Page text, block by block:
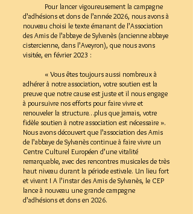
Pour lancer vigoureusement la campagne
d’adhésions et dons de l’année 2026, nous avons à
nouveau choisi le texte émanant de l’Association
des Amis de l’abbaye de Sylvanès (ancienne abbaye
cistercienne, dans l’Aveyron), que nous avons
visitée, en février 2023 :
« Vous êtes toujours aussi nombreux à
adhérer à notre association, votre soutien est la
preuve que notre cause est juste et il nous engage
à poursuivre nos efforts pour faire vivre et
renouveler la structure…plus que jamais, votre
fidèle soutien à notre association est nécessaire ».
Nous avons découvert que l’association des Amis
de l’abbaye de Sylvanès continue à faire vivre un
Centre Culturel Européen d’une vitalité
remarquable, avec des rencontres musicales de très
haut niveau durant la période estivale. Un lieu fort
et vivant ! A l’instar des Amis de Sylvanès, le CEP
lance à nouveau une grande campagne
d’adhésions et dons en 2026.